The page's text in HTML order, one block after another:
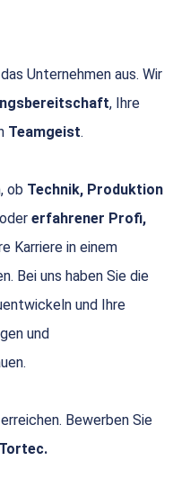
Unternehmen aus. Wir
, Ihre
Teamgeist.
ob Technik, Produktion
oder erfahrener Profi,
Karriere in einem
Bei uns haben Sie die
und Ihre
und
Bewerben Sie